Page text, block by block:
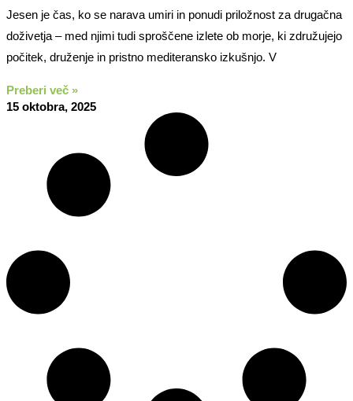
Jesen je čas, ko se narava umiri in ponudi priložnost za drugačna
doživetja – med njimi tudi sproščene izlete ob morje, ki združujejo
počitek, druženje in pristno mediteransko izkušnjo. V
Preberi več »
15 oktobra, 2025